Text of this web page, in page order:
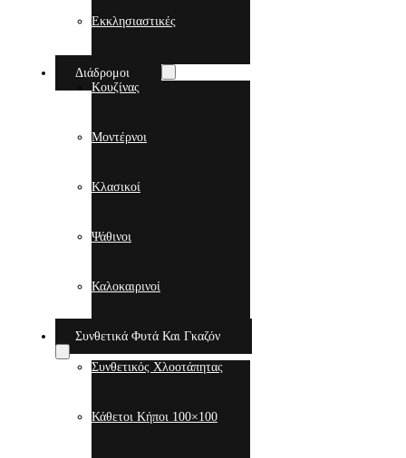
Εκκλησιαστικές
Διάδρομοι
Κουζίνας
Μοντέρνοι
Κλασικοί
Ψάθινοι
Καλοκαιρινοί
Συνθετικά Φυτά Και Γκαζόν
Συνθετικός Χλοοτάπητας
Κάθετοι Κήποι 100×100